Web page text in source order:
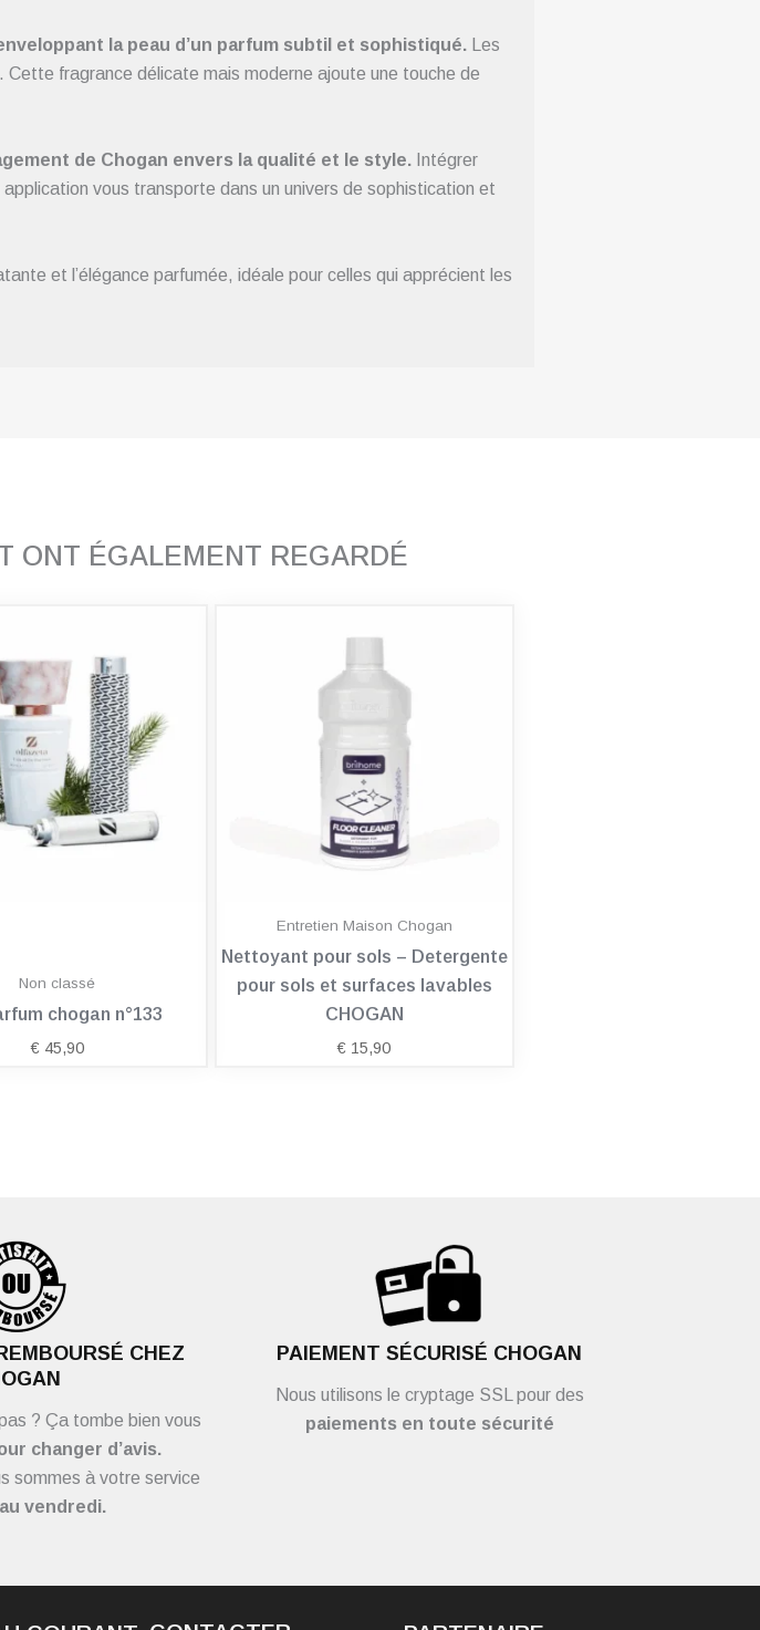
la peau d’un parfum subtil et sophistiqué. Les
fragrance délicate mais moderne ajoute une touche de
de Chogan envers la qualité et le style. Intégrer
vous transporte dans un univers de sophistication et
et l’élégance parfumée, idéale pour celles qui apprécient les
ONT ÉGALEMENT REGARDÉ
Non classé
chogan n°133
€ 45,90
Entretien Maison Chogan
Nettoyant pour sols – Detergente
pour sols et surfaces lavables
CHOGAN
€ 15,90
CHEZ
? Ça tombe bien vous
changer d’avis.
sommes à votre service
vendredi.
PAIEMENT SÉCURISÉ CHOGAN
Nous utilisons le cryptage SSL pour des
paiements en toute sécurité